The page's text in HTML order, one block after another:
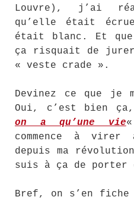
Louvre), j’ai
qu’elle était
était blanc. Et que
ça risquait de
« veste crade ».
Devinez ce que
Oui, c’est bien
on a qu’une vie
commence à virer
depuis ma
suis à ça de porter
Bref, on s’en fiche